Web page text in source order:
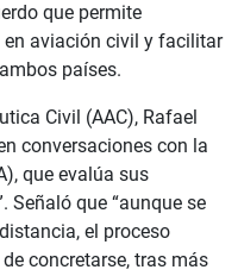
que permite
aviación civil y facilitar
países.
Civil (AAC), Rafael
conversaciones con la
que evalúa sus
Señaló que “aunque se
el proceso
concretarse, tras más